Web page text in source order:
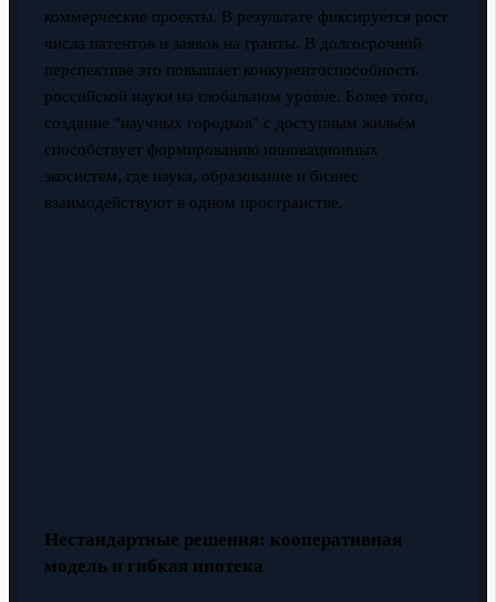
коммерческие проекты. В результате фиксируется рост
числа патентов и заявок на гранты. В долгосрочной
перспективе это повышает конкурентоспособность
российской науки на глобальном уровне. Более того,
создание "научных городков" с доступным жильём
способствует формированию инновационных
экосистем, где наука, образование и бизнес
взаимодействуют в одном пространстве.
Нестандартные решения: кооперативная
модель и гибкая ипотека